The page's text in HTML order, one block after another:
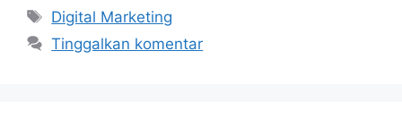
Tag
Digital Marketing
Tinggalkan komentar